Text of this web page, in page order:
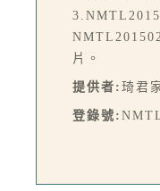
片。
提供者: 琦君
登錄號: